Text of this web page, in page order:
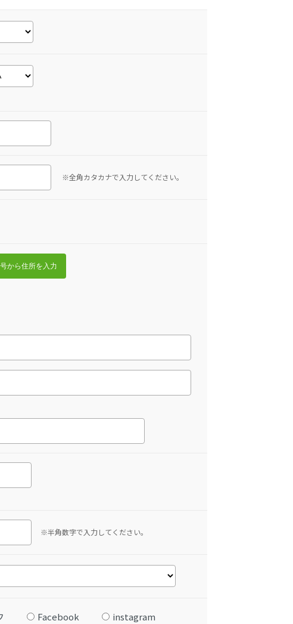
※全角カタカナで入力してください。
※半角数字で入力してください。
Facebook
instagram